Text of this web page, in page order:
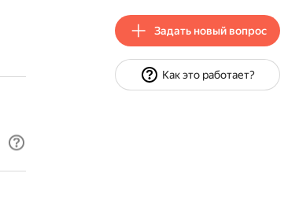
Задать новый вопрос
Как это работает?